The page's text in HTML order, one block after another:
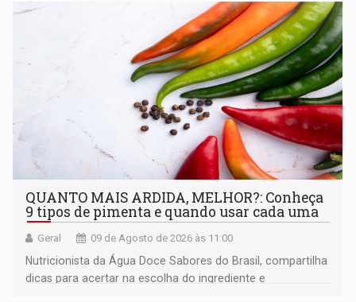
QUANTO MAIS ARDIDA, MELHOR?: Conheça
9 tipos de pimenta e quando usar cada uma
Geral 09 de Agosto de 2026 às 11:00
Nutricionista da Água Doce Sabores do Brasil, compartilha
dicas para acertar na escolha do ingrediente e